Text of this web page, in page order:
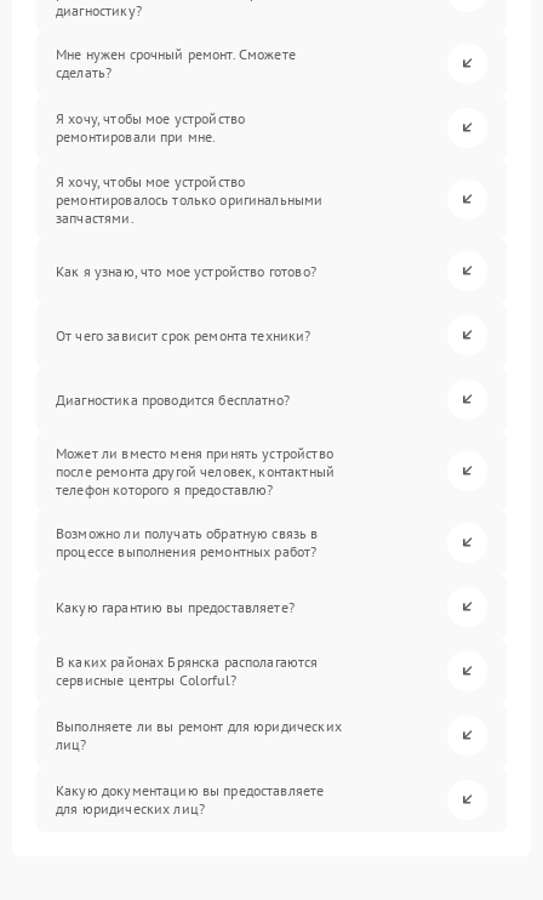
диагностику?
Мне нужен срочный ремонт. Сможете
сделать?
Я хочу, чтобы мое устройство
ремонтировали при мне.
Я хочу, чтобы мое устройство
ремонтировалось только оригинальными
запчастями.
Как я узнаю, что мое устройство готово?
От чего зависит срок ремонта техники?
Диагностика проводится бесплатно?
Может ли вместо меня принять устройство
после ремонта другой человек, контактный
телефон которого я предоставлю?
Возможно ли получать обратную связь в
процессе выполнения ремонтных работ?
Какую гарантию вы предоставляете?
В каких районах Брянска располагаются
сервисные центры Colorful?
Выполняете ли вы ремонт для юридических
лиц?
Какую документацию вы предоставляете
для юридических лиц?